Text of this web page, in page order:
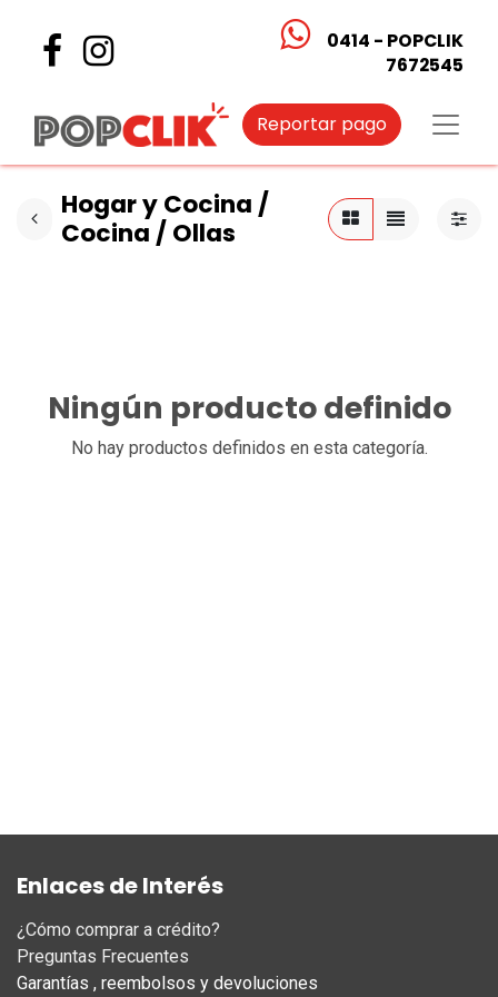
0414 - POPCLIK
7672545
Reportar pago
Hogar y Cocina /
Cocina / Ollas
Ningún producto definido
No hay productos definidos en esta categoría.
Enlaces de Interés
¿Cómo comprar a crédito?
Preguntas Frecuentes
Garantías , reembolsos y devoluciones